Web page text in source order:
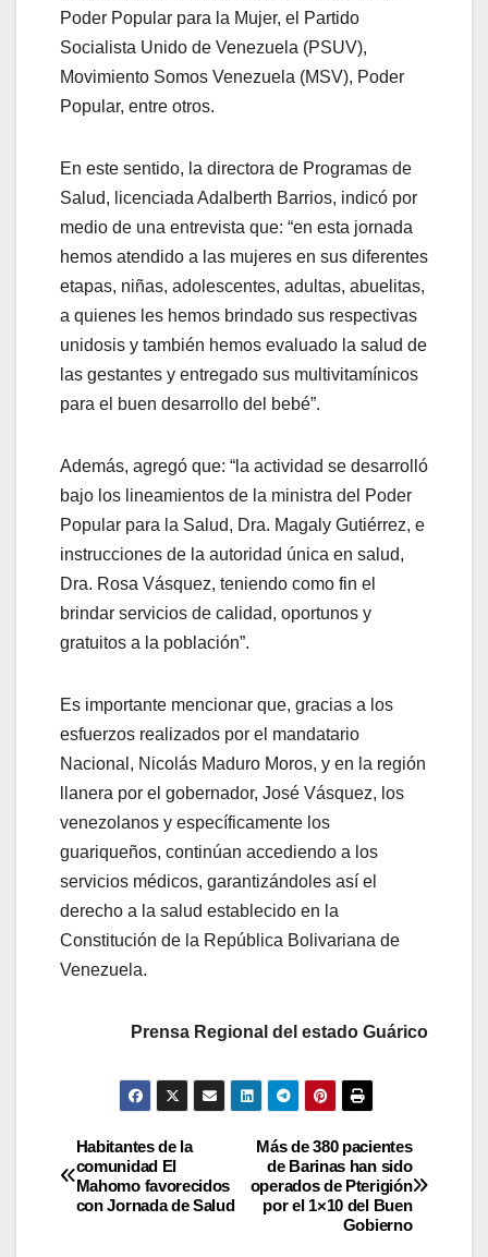
Poder Popular para la Mujer, el Partido
Socialista Unido de Venezuela (PSUV),
Movimiento Somos Venezuela (MSV), Poder
Popular, entre otros.
En este sentido, la directora de Programas de
Salud, licenciada Adalberth Barrios, indicó por
medio de una entrevista que: “en esta jornada
hemos atendido a las mujeres en sus diferentes
etapas, niñas, adolescentes, adultas, abuelitas,
a quienes les hemos brindado sus respectivas
unidosis y también hemos evaluado la salud de
las gestantes y entregado sus multivitamínicos
para el buen desarrollo del bebé”.
Además, agregó que: “la actividad se desarrolló
bajo los lineamientos de la ministra del Poder
Popular para la Salud, Dra. Magaly Gutiérrez, e
instrucciones de la autoridad única en salud,
Dra. Rosa Vásquez, teniendo como fin el
brindar servicios de calidad, oportunos y
gratuitos a la población”.
Es importante mencionar que, gracias a los
esfuerzos realizados por el mandatario
Nacional, Nicolás Maduro Moros, y en la región
llanera por el gobernador, José Vásquez, los
venezolanos y específicamente los
guariqueños, continúan accediendo a los
servicios médicos, garantizándoles así el
derecho a la salud establecido en la
Constitución de la República Bolivariana de
Venezuela.
Prensa Regional del estado Guárico
Más de 380 pacientes
de Barinas han sido
operados de Pterigión
por el 1×10 del Buen
Gobierno
Habitantes de la
comunidad El
Mahomo favorecidos
con Jornada de Salud